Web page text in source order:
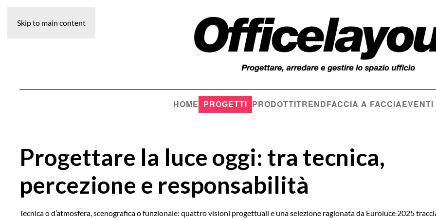
Skip to main content
HOME PROGETTI PRODOTTITRENDFACCIA A FACCIAEVENTI
Progettare la luce oggi: tra tecnica,
percezione e responsabilità
Tecnica o d’atmosfera, scenografica o funzionale: quattro visioni progettuali e una selezione ragionata da Euroluce 2025